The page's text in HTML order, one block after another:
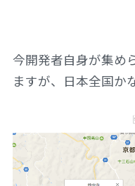
今開発者自身が集め
ますが、日本全国か